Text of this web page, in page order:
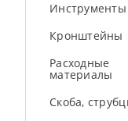
Инструменты
Кронштейны
Расходные
материалы
Скоба,